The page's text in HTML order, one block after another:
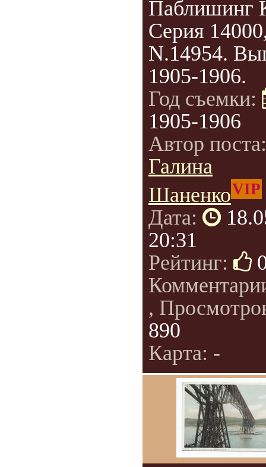
Паблишинг
Серия
N.14954.
1905-1906.
Год съемки:
1905-1906
Автор
Галина
ШаненкоVIP
Дата:
20:31
Рейтинг:
,
890
Карта: -